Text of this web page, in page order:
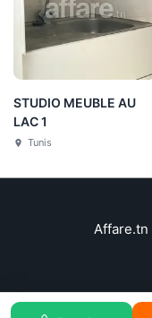
STUDIO MEUBLE AU
LAC 1
Tunis
Affare.tn